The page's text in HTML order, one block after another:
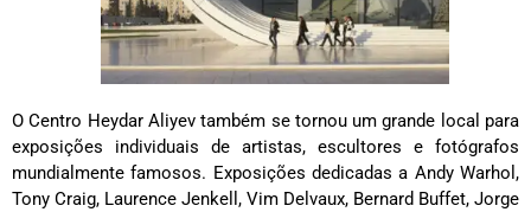
O Centro Heydar Aliyev também se tornou um grande local para
exposições individuais de artistas, escultores e fotógrafos
mundialmente famosos. Exposições dedicadas a Andy Warhol,
Tony Craig, Laurence Jenkell, Vim Delvaux, Bernard Buffet, Jorge